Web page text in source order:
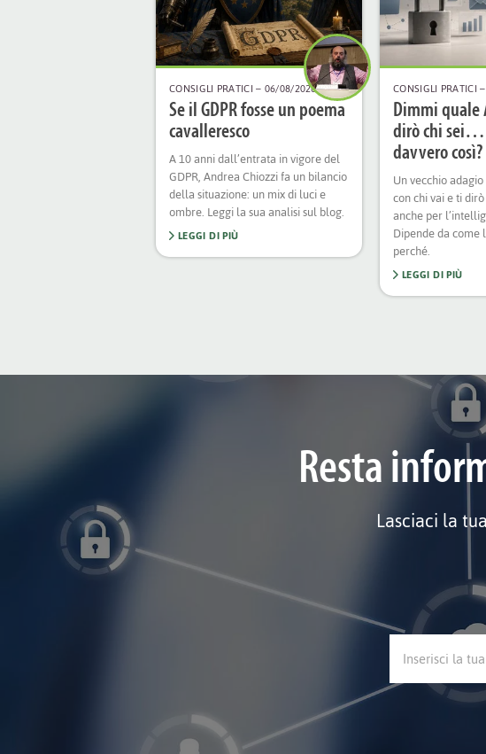
CONSIGLI PRATICI– 06/08/2026
Se il GDPR fosse un poema
cavalleresco
A 10 anni dall’entrata in vigore del
GDPR, Andrea Chiozzi fa un bilancio
della situazione: un mix di luci e
ombre. Leggi la sua analisi sul blog.
LEGGI DI PIÙ
CONSIGLI PRATICI
Dimmi quale
dirò chi sei…
davvero così?
Un vecchio
con chi vai e ti
anche per
Dipende da come
perché.
LEGGI DI PIÙ
Resta
Lasciaci la